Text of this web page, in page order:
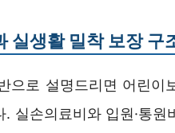
실생활 밀착 보장 구
으로 설명드리면 어린
. 실손의료비와 입원·통